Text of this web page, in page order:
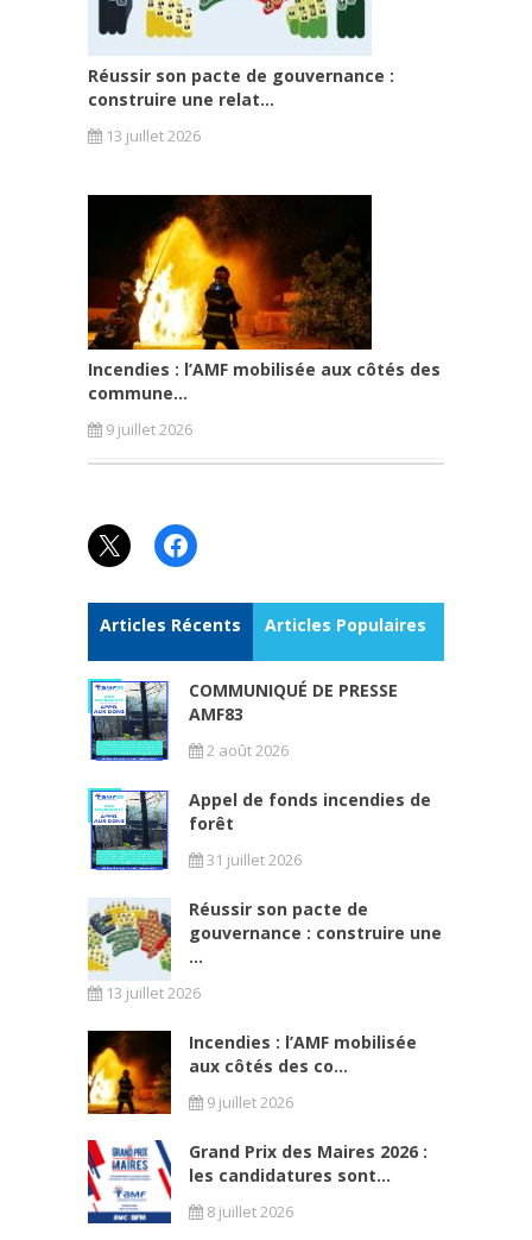
Réussir son pacte de gouvernance :
construire une relat...
13 juillet 2026
Incendies : l’AMF mobilisée aux côtés des
commune...
9 juillet 2026
X Facebook
Articles Récents Articles Populaires
COMMUNIQUÉ DE PRESSE
AMF83
2 août 2026
Appel de fonds incendies de
forêt
31 juillet 2026
Réussir son pacte de
gouvernance : construire une
...
13 juillet 2026
Incendies : l’AMF mobilisée
aux côtés des co...
9 juillet 2026
Grand Prix des Maires 2026 :
les candidatures sont...
8 juillet 2026